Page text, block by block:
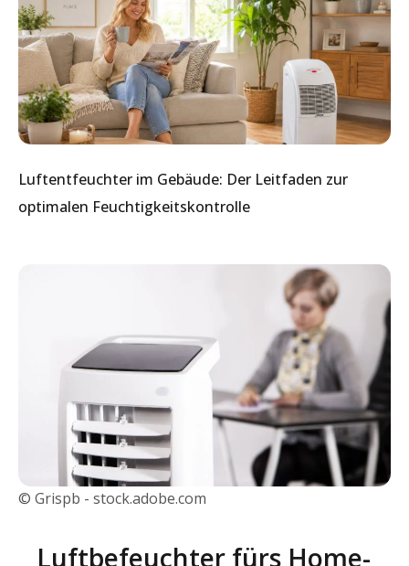
© Grispb - stock.adobe.com
Luftbefeuchter fürs Home-
Luftentfeuchter im Gebäude: Der Leitfaden zur
optimalen Feuchtigkeitskontrolle